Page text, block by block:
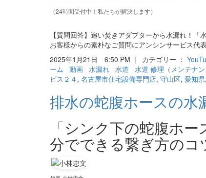
（24時間受付中！私たちが解決します）
【質問回答】追い焚きアダプターから水漏れ！「
お客様からの素朴なご質問にアンシンサービス
2025年1月21日 6:50 PM | カテゴリー ：
ーム
動画 水漏れ 水道 水道 修理（メンテナン
ビス２４ , 名古屋市住宅設備専門店, 守山区, 愛知県,
排水の蛇腹ホースの水
「シンク下の蛇腹ホ
分でできる繋ぎ方のコ